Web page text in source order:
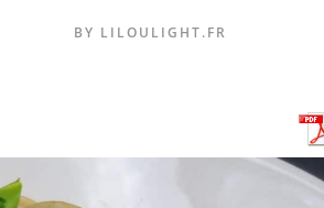
BY LILOULIGHT.FR